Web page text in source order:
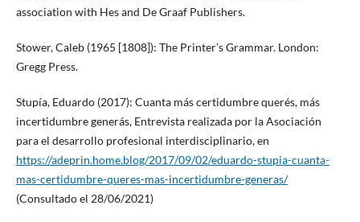
association with Hes and De Graaf Publishers.
Stower, Caleb (1965 [1808]): The Printer’s Grammar. London:
Gregg Press.
Stupía, Eduardo (2017): Cuanta más certidumbre querés, más
incertidumbre generás, Entrevista realizada por la Asociación
para el desarrollo profesional interdisciplinario, en
https://adeprin.home.blog/2017/09/02/eduardo-stupia-cuanta-
mas-certidumbre-queres-mas-incertidumbre-generas/
(Consultado el 28/06/2021)